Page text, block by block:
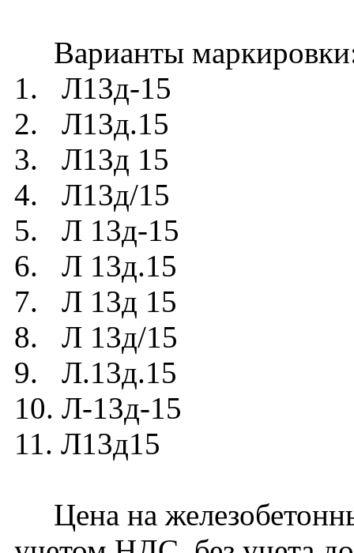
Варианты
1. Л13д-15
2. Л13д.15
3. Л13д 15
4. Л13д/15
5. Л 13д-15
6. Л 13д.15
7. Л 13д 15
8. Л 13д/15
9. Л.13д.15
10. Л-13д-15
11. Л13д15
Цена на